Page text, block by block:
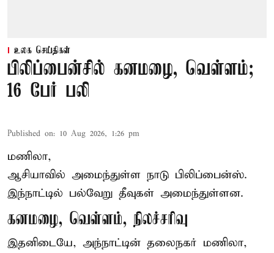
உலக செய்திகள்
பிலிப்பைன்சில் கனமழை, வெள்ளம்;
16 பேர் பலி
Published on: 10 Aug 2026, 1:26 pm
மணிலா,
ஆசியாவில் அமைந்துள்ள நாடு பிலிப்பைன்ஸ்.
இந்நாட்டில் பல்வேறு தீவுகள் அமைந்துள்ளன.
கனமழை, வெள்ளம், நிலச்சரிவு
இதனிடையே, அந்நாட்டின் தலைநகர் மணிலா,